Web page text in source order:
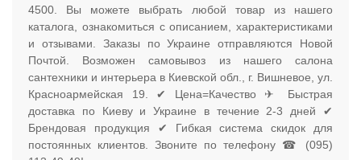
4500. Вы можете выбрать любой товар из нашего
каталога, ознакомиться с описанием, характеристиками
и отзывами. Заказы по Украине отправляются Новой
Почтой. Возможен самовывоз из нашего салона
сантехники и интерьера в Киевской обл., г. Вишневое, ул.
Красноармейская 19. ✔ Цена=Качество ✈ Быстрая
доставка по Киеву и Украине в течение 2-3 дней ✔
Брендовая продукция ✔ Гибкая система скидок для
постоянных клиентов. Звоните по телефону ☎ (095)